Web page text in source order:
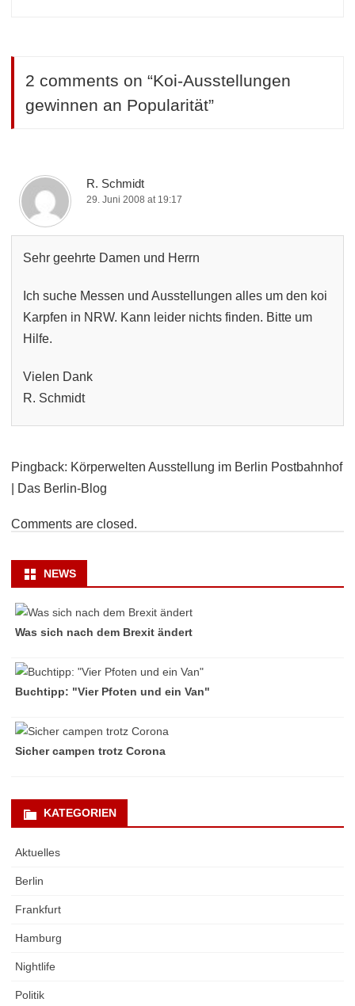
2 comments on “Koi-Ausstellungen
gewinnen an Popularität”
R. Schmidt
29. Juni 2008 at 19:17
Sehr geehrte Damen und Herrn
Ich suche Messen und Ausstellungen alles um den koi
Karpfen in NRW. Kann leider nichts finden. Bitte um
Hilfe.
Vielen Dank
R. Schmidt
Pingback: Körperwelten Ausstellung im Berlin Postbahnhof
| Das Berlin-Blog
Comments are closed.
NEWS
Was sich nach dem Brexit ändert
Buchtipp: "Vier Pfoten und ein Van"
Sicher campen trotz Corona
KATEGORIEN
Aktuelles
Berlin
Frankfurt
Hamburg
Nightlife
Politik